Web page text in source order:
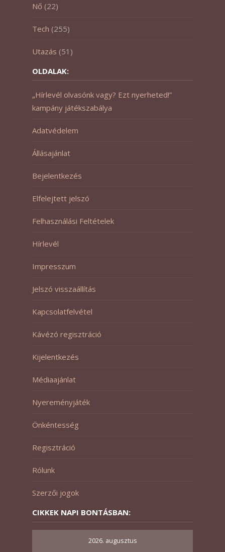
Nő (22)
Tech (255)
Utazás (51)
OLDALAK:
„Hírlevél olvasónk vagy? Ezt nyerheted!”
kampány játékszabálya
Adatvédelem
Állásajánlat
Bejelentkezés
Elfelejtett jelszó
Felhasználási Feltételek
Hírlevél
Impresszum
Jelszó visszaállítás
Kapcsolatfelvétel
Kávézó regisztráció
Kijelentkezés
Médiaajánlat
Nyereményjáték
Önkéntesség
Regisztráció
Rólunk
Szerzői jogok
CIKKEK NAPI BONTÁSBAN:
2026. augusztus